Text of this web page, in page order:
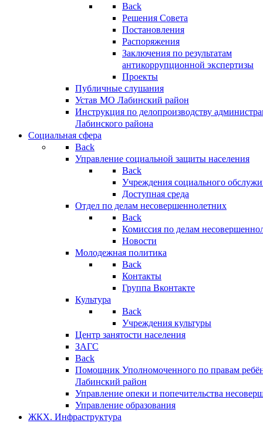
Back
Решения Совета
Постановления
Распоряжения
Заключения по результатам
антикоррупционной экспертизы
Проекты
Публичные слушания
Устав МО Лабинский район
Инструкция по делопроизводству
Лабинского района
Социальная сфера
Back
Управление социальной защиты населения
Back
Учреждения социального
Доступная среда
Отдел по делам несовершеннолетних
Back
Комиссия по делам
Новости
Молодежная политика
Back
Контакты
Группа Вконтакте
Культура
Back
Учреждения культуры
Центр занятости населения
ЗАГС
Back
Помощник Уполномоченного по правам
Лабинский район
Управление опеки и попечительства
Управление образования
ЖКХ. Инфраструктура